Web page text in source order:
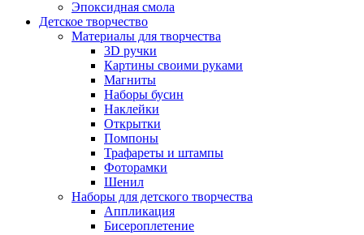
Эпоксидная смола
Детское творчество
Материалы для творчества
3D ручки
Картины своими руками
Магниты
Наборы бусин
Наклейки
Открытки
Помпоны
Трафареты и штампы
Фоторамки
Шенил
Наборы для детского творчества
Аппликация
Бисероплетение